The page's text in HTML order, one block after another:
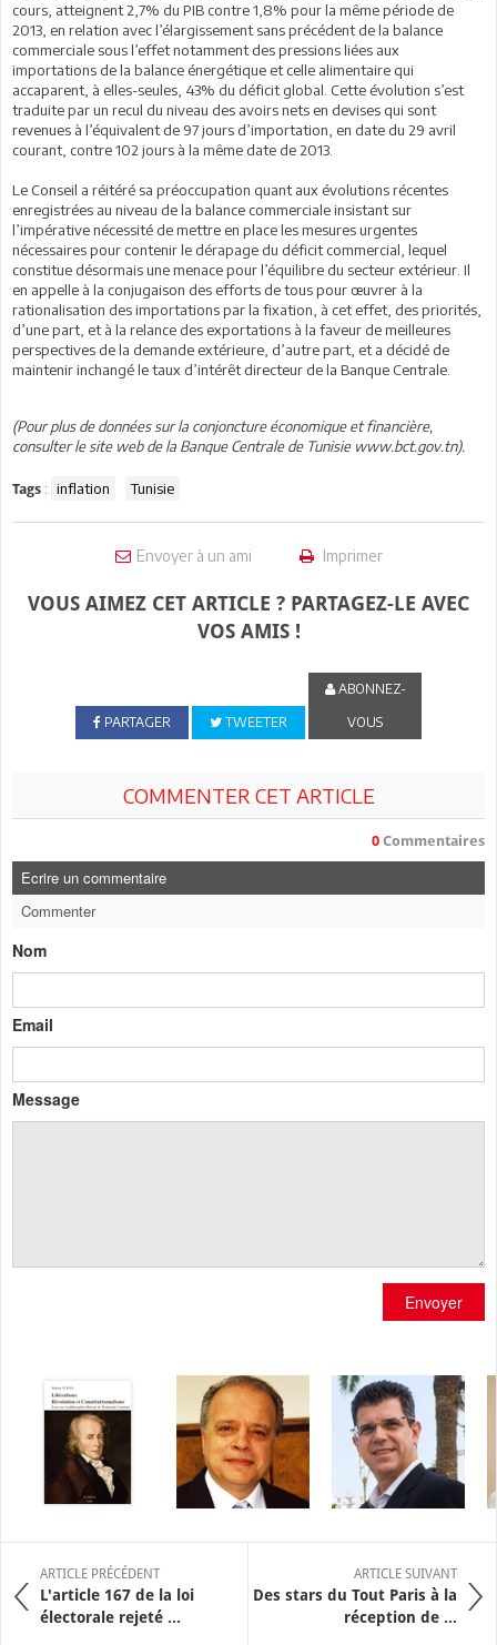
cours, atteignent 2,7% du PIB contre 1,8% pour la même période de
2013, en relation avec l’élargissement sans précédent de la balance
commerciale sous l’effet notamment des pressions liées aux
importations de la balance énergétique et celle alimentaire qui
accaparent, à elles-seules, 43% du déficit global. Cette évolution s’est
traduite par un recul du niveau des avoirs nets en devises qui sont
revenues à l’équivalent de 97 jours d’importation, en date du 29 avril
courant, contre 102 jours à la même date de 2013.
Le Conseil a réitéré sa préoccupation quant aux évolutions récentes
enregistrées au niveau de la balance commerciale insistant sur
l’impérative nécessité de mettre en place les mesures urgentes
nécessaires pour contenir le dérapage du déficit commercial, lequel
constitue désormais une menace pour l’équilibre du secteur extérieur. Il
en appelle à la conjugaison des efforts de tous pour œuvrer à la
rationalisation des importations par la fixation, à cet effet, des priorités,
d’une part, et à la relance des exportations à la faveur de meilleures
perspectives de la demande extérieure, d’autre part, et a décidé de
maintenir inchangé le taux d’intérêt directeur de la Banque Centrale.
(Pour plus de données sur la conjoncture économique et financière,
consulter le site web de la Banque Centrale de Tunisie www.bct.gov.tn).
Tags : inflation Tunisie
Envoyer à un ami Imprimer
VOUS AIMEZ CET ARTICLE ? PARTAGEZ-LE AVEC
VOS AMIS !
PARTAGER TWEETER
ABONNEZ-
VOUS
COMMENTER CET ARTICLE
0 Commentaires
Ecrire un commentaire
Commenter
Nom
Email
Message
Envoyer
ARTICLE PRÉCÉDENT
L'article 167 de la loi
électorale rejeté ...
ARTICLE SUIVANT
Des stars du Tout Paris à la
réception de ...